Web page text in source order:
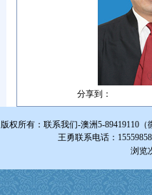
分享到：
版权所有：联系我们-澳洲5-89419110
王勇联系电话：
浏览